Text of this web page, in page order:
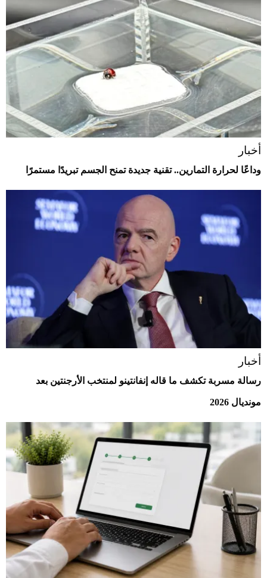
أخبار
وداعًا لحرارة التمارين.. تقنية جديدة تمنح الجسم تبريدًا مستمرًا
أخبار
رسالة مسربة تكشف ما قاله إنفانتينو لمنتخب الأرجنتين بعد
مونديال 2026